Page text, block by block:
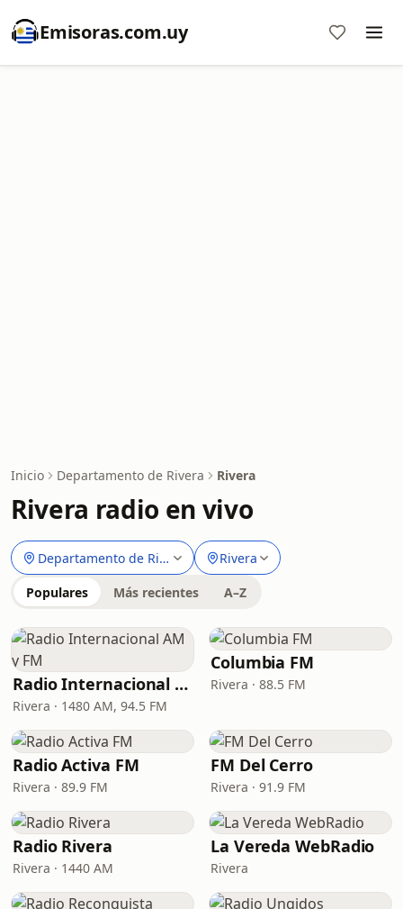
Emisoras.com.uy
Inicio Departamento de Rivera Rivera
Rivera radio en vivo
Departamento de Rivera Rivera
Populares Más recientes A–Z
Radio Internacional AM y FM
Rivera · 1480 AM, 94.5 FM
Columbia FM
Rivera · 88.5 FM
Radio Activa FM
Rivera · 89.9 FM
FM Del Cerro
Rivera · 91.9 FM
Radio Rivera
Rivera · 1440 AM
La Vereda WebRadio
Rivera